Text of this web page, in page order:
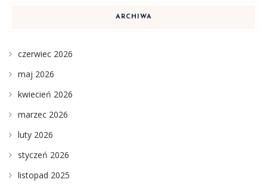
ARCHIWA
czerwiec 2026
maj 2026
kwiecień 2026
marzec 2026
luty 2026
styczeń 2026
listopad 2025